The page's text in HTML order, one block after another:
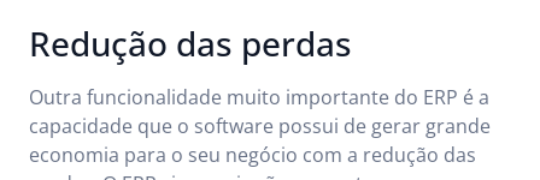
Redução das perdas
Outra funcionalidade muito importante do ERP é a
capacidade que o software possui de gerar grande
economia para o seu negócio com a redução das